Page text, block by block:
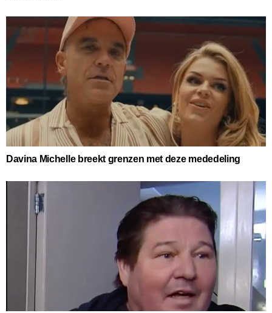
Davina Michelle breekt grenzen met deze mededeling